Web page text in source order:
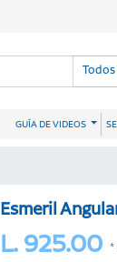
Todos
GUÍA DE VIDEOS
Esmeril
L. 925.00 *